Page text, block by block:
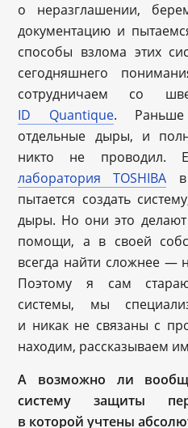
о неразглашении,
документацию и
способы взлома этих
сегодняшнего
сотрудничаем со
ID Quantique. Раньше
отдельные дыры, и
никто не проводил.
лаборатория TOSHIBA в
пытается создать
дыры. Но они это
помощи, а в своей
всегда найти сложнее —
Поэтому я сам
системы, мы
и никак не связаны с
находим, рассказываем
А возможно ли
систему защиты
в которой учтены